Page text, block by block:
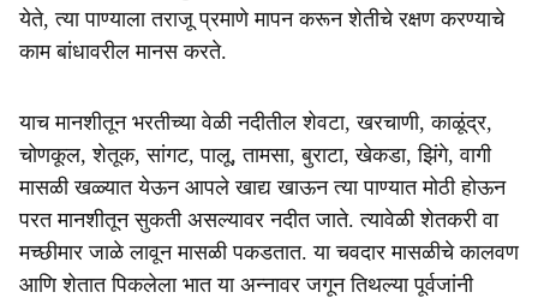
येते, त्या पाण्याला तराजू प्रमाणे मापन करून शेतीचे रक्षण करण्याचे
काम बांधावरील मानस करते.
याच मानशीतून भरतीच्या वेळी नदीतील शेवटा, खरचाणी, काळूंद्र,
चोणकूल, शेतूक, सांगट, पालू, तामसा, बुराटा, खेकडा, झिंगे, वागी
मासळी खळ्यात येऊन आपले खाद्य खाऊन त्या पाण्यात मोठी होऊन
परत मानशीतून सुकती असल्यावर नदीत जाते. त्यावेळी शेतकरी वा
मच्छीमार जाळे लावून मासळी पकडतात. या चवदार मासळीचे कालवण
आणि शेतात पिकलेला भात या अन्नावर जगून तिथल्या पूर्वजांनी